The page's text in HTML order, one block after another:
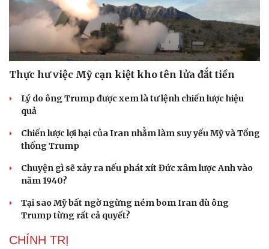
Thực hư việc Mỹ cạn kiệt kho tên lửa đắt tiền
Lý do ông Trump được xem là tư lệnh chiến lược hiệu
quả
Chiến lược lợi hại của Iran nhằm làm suy yếu Mỹ và Tổng
thống Trump
Chuyện gì sẽ xảy ra nếu phát xít Đức xâm lược Anh vào
năm 1940?
Tại sao Mỹ bất ngờ ngừng ném bom Iran dù ông
Trump từng rất cả quyết?
CHÍNH TRỊ